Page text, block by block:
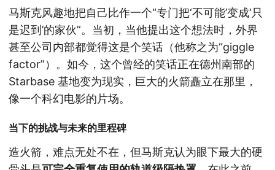
马斯克风趣地把自己比作一个“专门把‘不可能’变成‘只
是迟到’的家伙”。当初，当他提出这个想法时，外界
甚至公司内部都觉得这是个笑话（他称之为“giggle
factor”）。如今，这个曾经的笑话正在德州南部的
Starbase 基地变为现实，巨大的火箭矗立在那里，
像一个科幻电影的片场。
当下的挑战与未来的里程碑
造火箭，难点无处不在，但马斯克认为眼下最大的硬